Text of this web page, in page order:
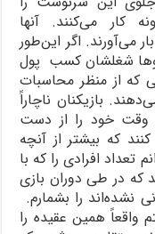
کار می‌کنند. آنها
می‌آورند. اگر این‌طور
شغلشان کسب پول
که از منظر محاسبات
بازیکنان ناچاراً
وقت خود را از دست
که بیشتر از آنچه
تعداد افرادی را که با
که در طی دوران بازی
را بشمارم.
واقعاً همین عقیده را